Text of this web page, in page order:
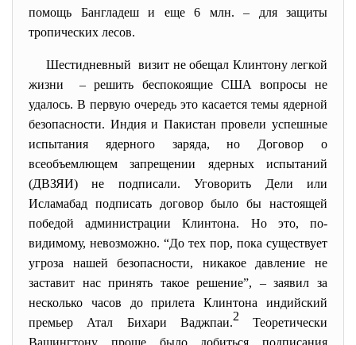
помощь Бангладеш и еще 6 млн. – для защиты
тропических лесов.
Шестидневный визит не обещал Клинтону легкой
жизни – решить беспокоящие США вопросы не
удалось. В первую очередь это касается темы ядерной
безопасности. Индия и Пакистан провели успешные
испытания ядерного заряда, но Договор о
всеобъемлющем запрещении ядерных испытаний
(ДВЗЯИ) не подписали. Уговорить Дели или
Исламабад подписать договор было бы настоящей
победой администрации Клинтона. Но это, по-
видимому, невозможно. “До тех пор, пока существует
угроза нашей безопасности, никакое давление не
заставит нас принять такое решение”, – заявил за
несколько часов до прилета Клинтона индийский
премьер Атал Бихари Ваджпаи.2Теоретически
Вашингтону проще было добиться подписания